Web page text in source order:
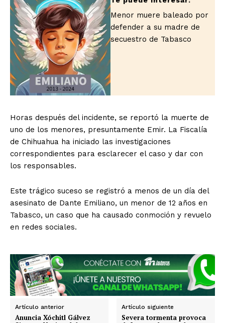
Menor muere baleado por
defender a su madre de
secuestro de Tabasco
Horas después del incidente, se reportó la muerte de
uno de los menores, presuntamente Emir. La Fiscalía
de Chihuahua ha iniciado las investigaciones
correspondientes para esclarecer el caso y dar con
los responsables.
Este trágico suceso se registró a menos de un día del
asesinato de Dante Emiliano, un menor de 12 años en
Tabasco, un caso que ha causado conmoción y revuelo
en redes sociales.
Artículo anterior
Anuncia Xóchitl Gálvez
Artículo siguiente
Severa tormenta provoca